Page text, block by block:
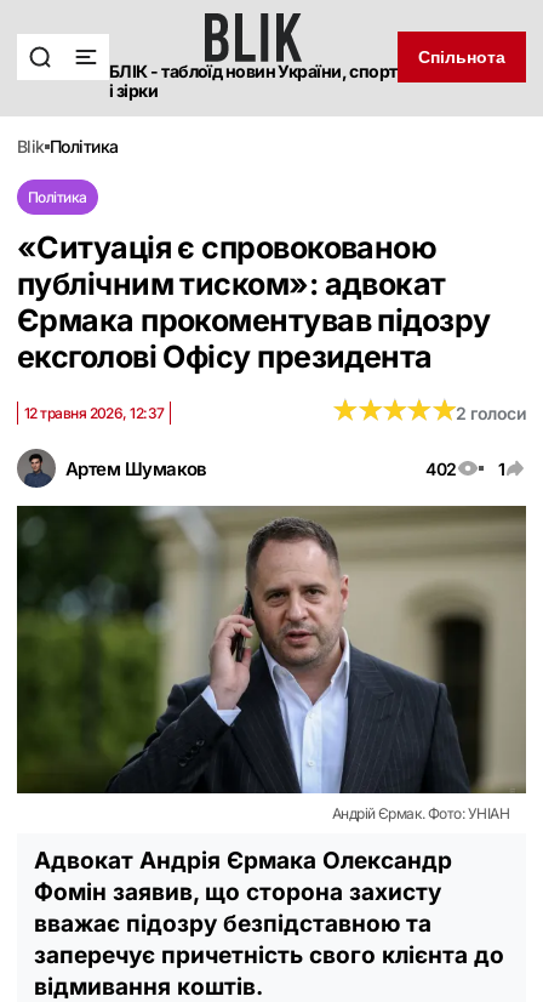
БЛІК - таблоїд новин України, спорт
і зірки
Спільнота
blik політика
Політика
«Ситуація є спровокованою
публічним тиском»: адвокат
Єрмака прокоментував підозру
ексголові Офісу президента
Артем Шумаков 402 1
12 травня 2026, 12:37 ★★★★★
★★★★★2 голоси
Андрій Єрмак. Фото: УНІАН
Адвокат Андрія Єрмака Олександр
Фомін заявив, що сторона захисту
вважає підозру безпідставною та
заперечує причетність свого клієнта до
відмивання коштів.